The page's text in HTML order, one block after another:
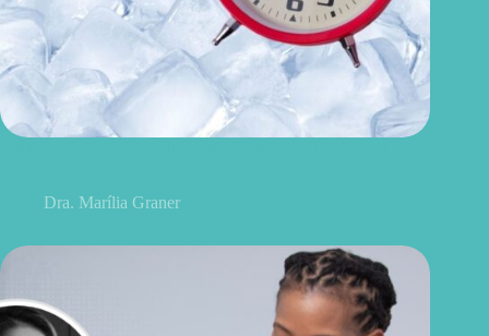
Dra. Marília Graner